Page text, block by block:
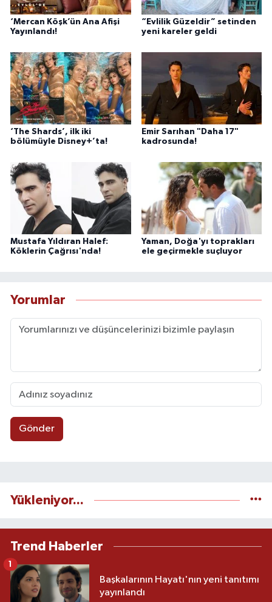
‘Mercan Köşk’ün Ana Afişi
Yayınlandı!
“Evlilik Güzeldir” setinden
yeni kareler geldi
‘The Shards’, ilk iki
bölümüyle Disney+’ta!
Emir Sarıhan "Daha 17"
kadrosunda!
Mustafa Yıldıran Halef:
Köklerin Çağrısı'nda!
Yaman, Doğa'yı toprakları
ele geçirmekle suçluyor
Yorumlar
Gönder
Yükleniyor...
Trend Haberler
Başkalarının Hayatı'nın yeni tanıtımı
yayınlandı
1